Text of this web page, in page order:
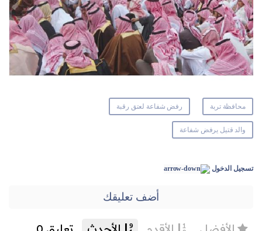
محافظة تربة رفض شفاعة لعتق رقبة
والد قتيل يرفض شفاعة
تسجيل الدخول
أضف تعليقك